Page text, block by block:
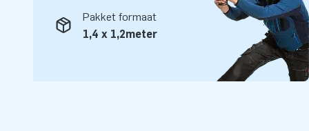
in de lucht laten springen. Daar zijn we trots op! Ons team
en logistiek medewerkers zijn echte ‘creators of
opblaasattracties op grootse wijze. Dankzij hen zijn onze
professionele service en levering, over al ter wereld!
Pakket formaat
1,4 x 1,2meter